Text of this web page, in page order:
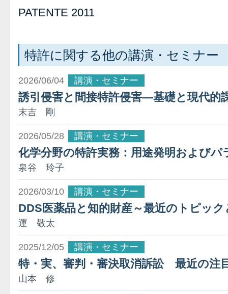
PATENTE 2011
特許に関する他の講演・セミナー
2026/06/04 講演・セミナー
誘引侵害と間接特許侵害―基礎と現代的
末吉 剛
2026/05/28 講演・セミナー
化学分野の特許実務：用途発明およびパ
泉谷 玲子
2026/03/10 講演・セミナー
DDS医薬品と知的財産～最近のトピッ
運 敬太
2025/12/05 講演・セミナー
特・実、審判・審決取消訴訟 最近の注
山本 修